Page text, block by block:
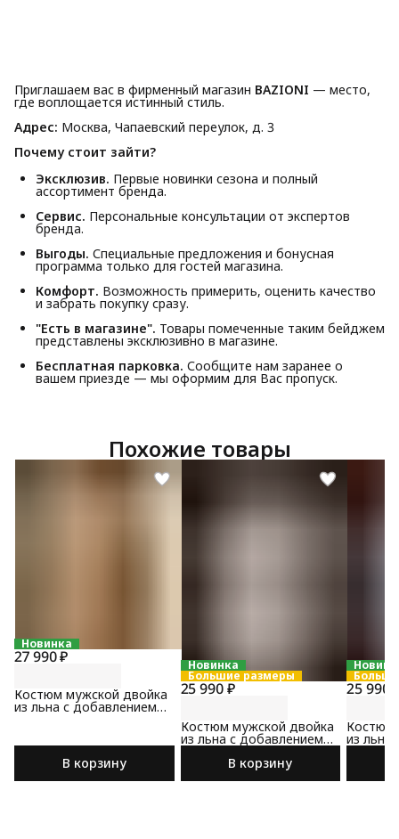
Приглашаем вас в фирменный магазин BAZIONI — место,
где воплощается истинный стиль.
Адрес: Москва, Чапаевский переулок, д. 3
Почему стоит зайти?
Эксклюзив. Первые новинки сезона и полный
ассортимент бренда.
Сервис. Персональные консультации от экспертов
бренда.
Выгоды. Специальные предложения и бонусная
программа только для гостей магазина.
Комфорт. Возможность примерить, оценить качество
и забрать покупку сразу.
"Есть в магазине". Товары помеченные таким бейджем
представлены эксклюзивно в магазине.
Бесплатная парковка. Сообщите нам заранее о
вашем приезде — мы оформим для Вас пропуск.
Похожие товары
Новинка
27 990 ₽
Костюм мужской двойка
из льна с добавлением
хлопка бежевого цвета
В корзину
Новинка
Большие размеры
25 990 ₽
Костюм мужской двойка
из льна с добавлением
хлопка бежевого цвета
В корзину
25 990
Костюм
из льна
хлопка